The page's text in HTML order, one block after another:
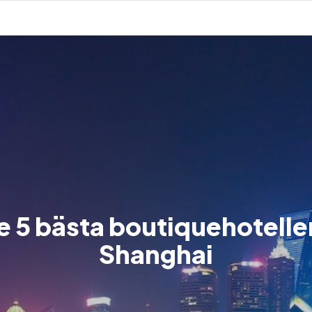
5 bästa
Shanghai